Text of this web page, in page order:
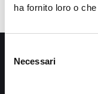
ha fornito loro o
delNecessari